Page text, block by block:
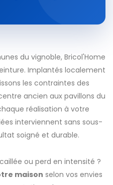
du vignoble, Bricol'Home
Implantés localement
les contraintes des
ancien aux pavillons du
réalisation à votre
interviennent sans sous-
soigné et durable.
ou perd en intensité ?
maison selon vos envies